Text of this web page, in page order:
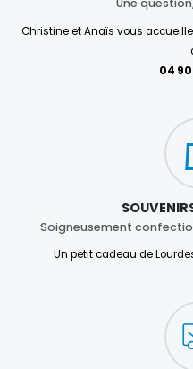
Une
Christine et Anaïs vous
04 90
Soigneusement
Un petit cadeau de